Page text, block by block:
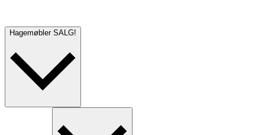
Hagemøbler SALG!